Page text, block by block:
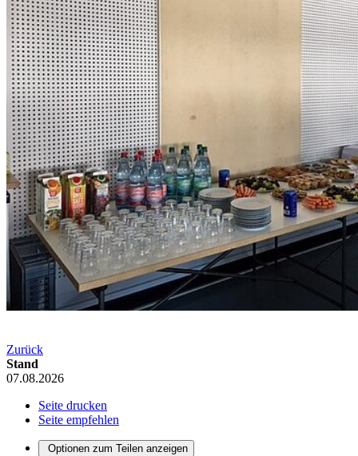
Zurück
Stand
07.08.2026
Seite drucken
Seite empfehlen
Optionen zum Teilen anzeigen